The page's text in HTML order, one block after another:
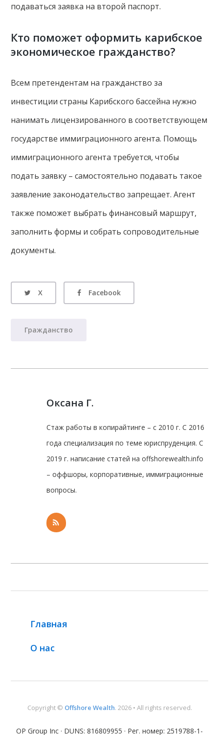
подаваться заявка на второй паспорт.
Кто поможет оформить карибское
экономическое гражданство?
Всем претендентам на гражданство за
инвестиции страны Карибского бассейна нужно
нанимать лицензированного в соответствующем
государстве иммиграционного агента. Помощь
иммиграционного агента требуется, чтобы
подать заявку – самостоятельно подавать такое
заявление законодательство запрещает. Агент
также поможет выбрать финансовый маршрут,
заполнить формы и собрать сопроводительные
документы.
X Facebook
Гражданство
Оксана Г.
Стаж работы в копирайтинге – с 2010 г. С 2016
года специализация по теме юриспруденция. С
2019 г. написание статей на offshorewealth.info
– оффшоры, корпоративные, иммиграционные
вопросы.
Главная
О нас
Copyright © Offshore Wealth. 2026 • All rights reserved.
OP Group Inc · DUNS: 816809955 · Рег. номер: 2519788-1-